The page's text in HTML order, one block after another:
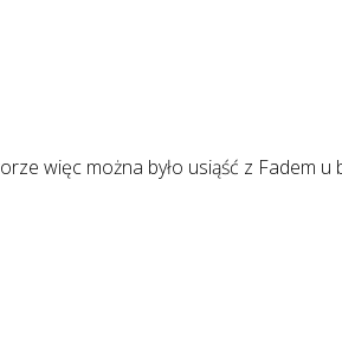
więc można było usiąść z Fadem u